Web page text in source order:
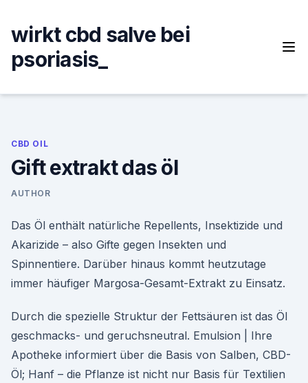
content
wirkt cbd salve bei
psoriasis_
CBD OIL
Gift extrakt das öl
AUTHOR
Das Öl enthält natürliche Repellents, Insektizide und
Akarizide – also Gifte gegen Insekten und
Spinnentiere. Darüber hinaus kommt heutzutage
immer häufiger Margosa-Gesamt-Extrakt zu Einsatz.
Durch die spezielle Struktur der Fettsäuren ist das Öl
geschmacks- und geruchsneutral. Emulsion | Ihre
Apotheke informiert über die Basis von Salben, CBD-
Öl; Hanf – die Pflanze ist nicht nur Basis für Textilien